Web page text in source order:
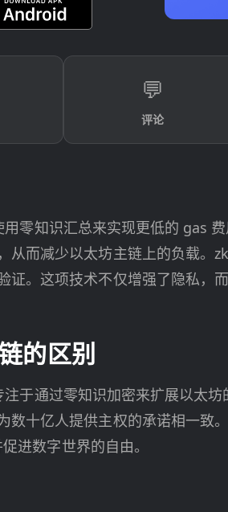
💬
评论
零知识汇总来实现更低的 gas
从而减少以太坊主链上的负载。
证。这项技术不仅增强了隐私，
的区别
于通过零知识加密来扩展以太
数十亿人提供主权的承诺相一致
进数字世界的自由。